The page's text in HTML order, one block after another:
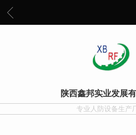
陕西鑫邦实业发展
专业人防设备生产